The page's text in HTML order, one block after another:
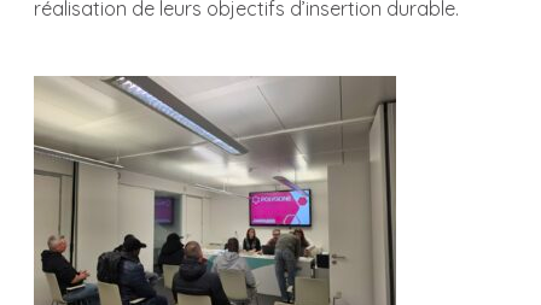
réalisation de leurs objectifs d’insertion durable.